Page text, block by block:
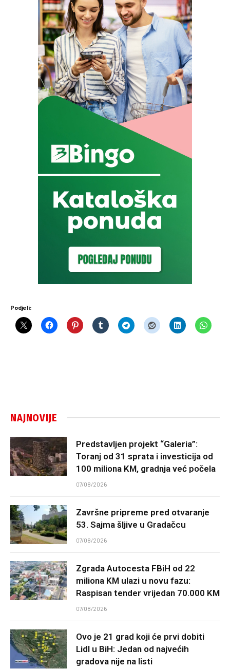
Podjeli:
NAJNOVIJE
Predstavljen projekt “Galeria”:
Toranj od 31 sprata i investicija od
100 miliona KM, gradnja već počela
07/08/2026
Završne pripreme pred otvaranje
53. Sajma šljive u Gradačcu
07/08/2026
Zgrada Autocesta FBiH od 22
miliona KM ulazi u novu fazu:
Raspisan tender vrijedan 70.000 KM
07/08/2026
Ovo je 21 grad koji će prvi dobiti
Lidl u BiH: Jedan od najvećih
gradova nije na listi